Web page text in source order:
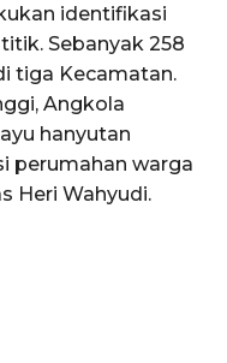
identifikasi
Sebanyak 258
tiga Kecamatan.
Angkola
hanyutan
perumahan warga
Heri Wahyudi.